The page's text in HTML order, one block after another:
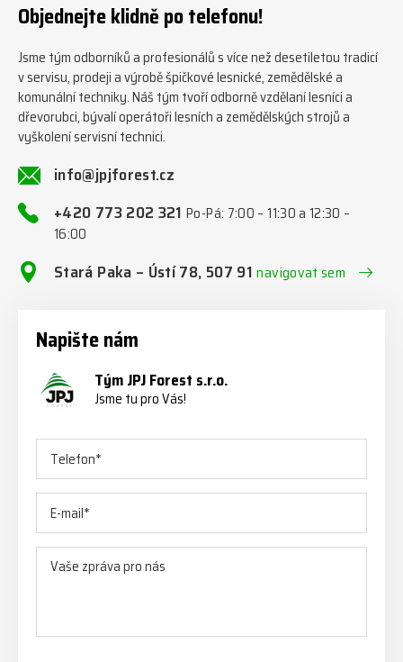
#firewoodproduction
#firewood #deitmer
Objednejte klidně po telefonu!
Jsme tým odborníků a profesionálů s více než desetiletou tradicí
v servisu, prodeji a výrobě špičkové lesnické, zemědělské a
komunální techniky. Náš tým tvoří odborně vzdělaní lesníci a
dřevorubci, bývalí operátoři lesních a zemědělských strojů a
vyškolení servisní technici.
info@jpjforest.cz
+420 773 202 321Po-Pá: 7:00 – 11:30 a 12:30 –
16:00
Stará Paka – Ústí 78, 507 91navigovat sem
Napište nám
Tým JPJ Forest s.r.o.
Jsme tu pro Vás!